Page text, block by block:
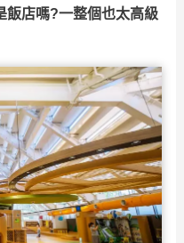
飯店嗎?一整個也太高級